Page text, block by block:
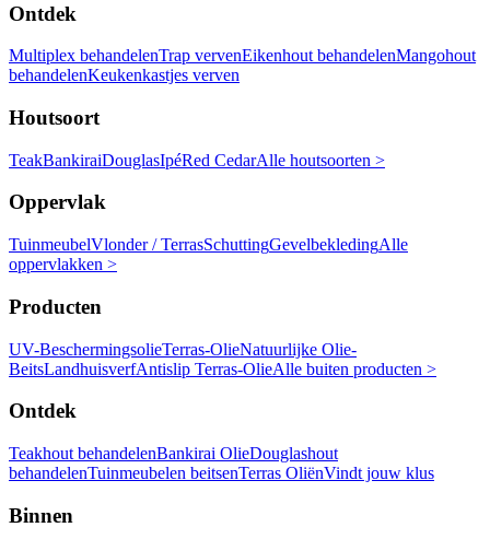
Ontdek
Multiplex behandelenTrap vervenEikenhout behandelenMangohout
behandelenKeukenkastjes verven
Houtsoort
TeakBankiraiDouglasIpéRed CedarAlle houtsoorten >
Oppervlak
TuinmeubelVlonder / TerrasSchuttingGevelbekledingAlle
oppervlakken >
Producten
UV-BeschermingsolieTerras-OlieNatuurlijke Olie-
BeitsLandhuisverfAntislip Terras-OlieAlle buiten producten >
Ontdek
Teakhout behandelenBankirai OlieDouglashout
behandelenTuinmeubelen beitsenTerras OliënVindt jouw klus
Binnen